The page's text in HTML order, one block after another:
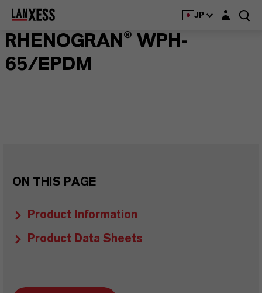
JP Login layer
RHENOGRAN® WPH-
65/EPDM
ON THIS PAGE
Product Information
Product Data Sheets